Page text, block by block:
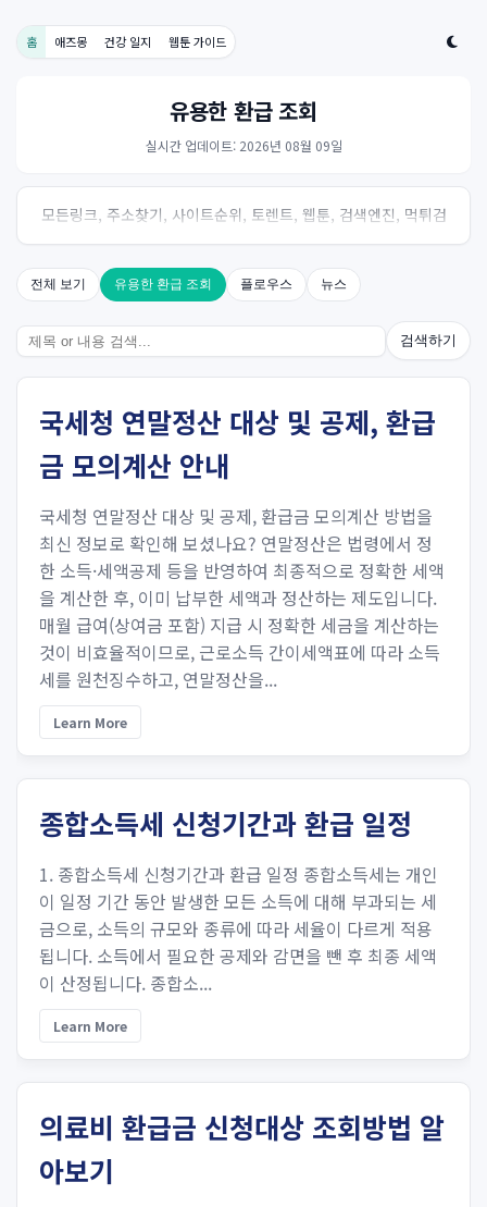
홈 애즈몽 건강 일지 웹툰 가이드
유용한 환급 조회
실시간 업데이트: 2026년 08월 09일
모든링크, 주소찾기, 사이트순위, 토렌트, 웹툰, 검색엔진, 먹튀검
증, 스포츠, 드라마, 커뮤니티 링크사이트! 여기여
전체 보기 유용한 환급 조회 플로우스 뉴스
검색하기
국세청 연말정산 대상 및 공제, 환급
금 모의계산 안내
국세청 연말정산 대상 및 공제, 환급금 모의계산 방법을
최신 정보로 확인해 보셨나요? 연말정산은 법령에서 정
한 소득·세액공제 등을 반영하여 최종적으로 정확한 세액
을 계산한 후, 이미 납부한 세액과 정산하는 제도입니다.
매월 급여(상여금 포함) 지급 시 정확한 세금을 계산하는
것이 비효율적이므로, 근로소득 간이세액표에 따라 소득
세를 원천징수하고, 연말정산을...
Learn More
종합소득세 신청기간과 환급 일정
1. 종합소득세 신청기간과 환급 일정 종합소득세는 개인
이 일정 기간 동안 발생한 모든 소득에 대해 부과되는 세
금으로, 소득의 규모와 종류에 따라 세율이 다르게 적용
됩니다. 소득에서 필요한 공제와 감면을 뺀 후 최종 세액
이 산정됩니다. 종합소...
Learn More
의료비 환급금 신청대상 조회방법 알
아보기